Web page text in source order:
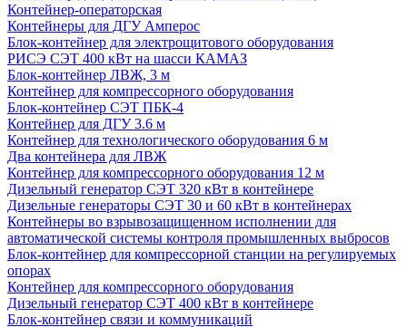
Контейнер-операторская
Контейнеры для ДГУ Амперос
Блок-контейнер для электрощитового оборудования
РИСЭ СЭТ 400 кВт на шасси КАМАЗ
Блок-контейнер ЛВЖ, 3 м
Контейнер для компрессорного оборудования
Блок-контейнер СЭТ ПБК-4
Контейнер для ДГУ 3.6 м
Контейнер для технологического оборудования 6 м
Два контейнера для ЛВЖ
Контейнер для компрессорного оборудования 12 м
Дизельный генератор СЭТ 320 кВт в контейнере
Дизельные генераторы СЭТ 30 и 60 кВт в контейнерах
Контейнеры во взрывозащищенном исполнении для
автоматической системы контроля промышленных выбросов
Блок-контейнер для компрессорной станции на регулируемых
опорах
Контейнер для компрессорного оборудования
Дизельный генератор СЭТ 400 кВт в контейнере
Блок-контейнер связи и коммуникаций